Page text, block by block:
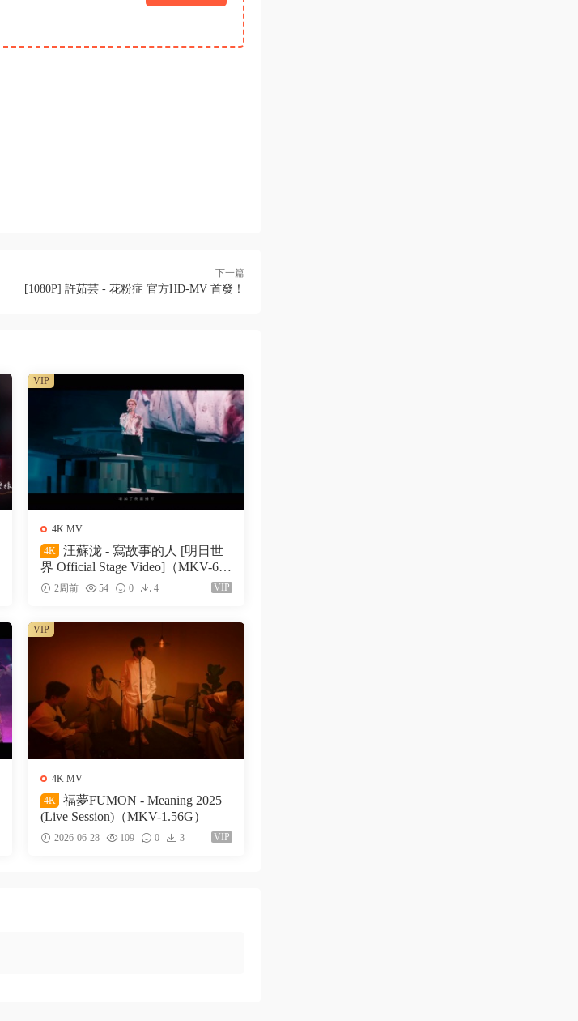
下一篇
[1080P] 許茹芸 - 花粉症 官方HD-MV 首發！
4K MV
4K
汪蘇泷 - 寫故事的人 [明日世
界 Official Stage Video]（MKV-611
M）2周前 54 0 4 VIP
VIP
4K MV
4K
福夢FUMON - Meaning 2025
(Live Session)（MKV-1.56G）
2026-06-28 109 0 3 VIP
VIP